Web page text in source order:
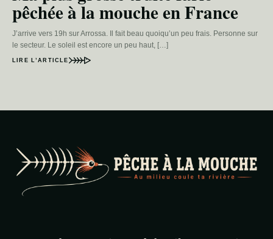
pêchée à la mouche en France
J’arrive vers 19h sur Arrossa. Il fait beau quoiqu’un peu frais. Personne sur
le secteur. Le soleil est encore un peu haut, […]
LIRE L’ARTICLE